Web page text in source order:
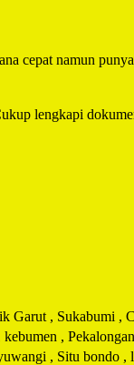
cepat namun
lengkapi
Garut , Sukabumi ,
,
, Situ bondo ,